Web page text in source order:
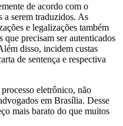
de acordo com o
a serem traduzidos. As
e legalizações também
que precisam ser autenticados
disso, incidem custas
de sentença e respectiva
eletrônico, não
em Brasília. Desse
mais barato do que muitos